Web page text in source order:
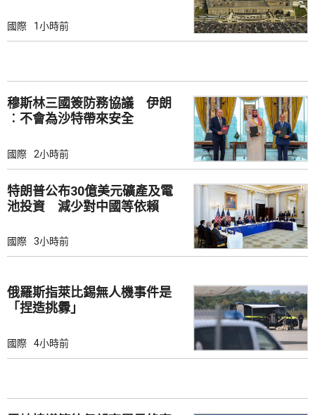
國際 1小時前
穆斯林三國簽防務協議 伊朗
︰不會為沙特帶來安全
國際 2小時前
特朗普公布30億美元礦產及電
池投資 減少對中國等依賴
國際 3小時前
俄羅斯指萊比錫無人機事件是
「捏造挑釁」
國際 4小時前